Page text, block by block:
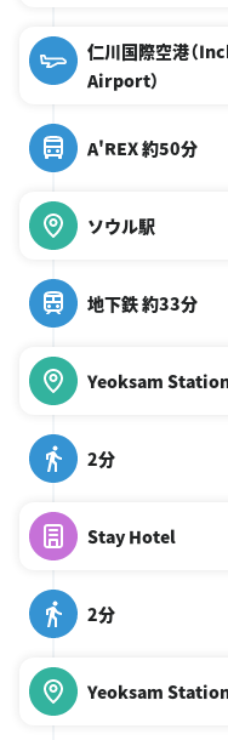
仁川国際空港（
Airport）
A'REX 約50分
ソウル駅
地下鉄 約33分
Yeoksam
2分
Stay Hotel
2分
Yeoksam